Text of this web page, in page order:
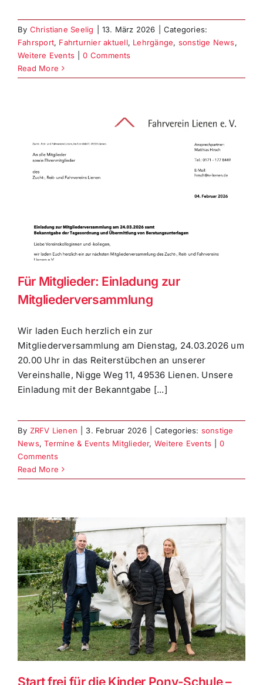
By Christiane Seelig 13. März 2026
Categories:
Fahrsport, Fahrturnier aktuell, Lehrgänge, sonstige News,
Weitere Events
0 Comments
Read More
Für Mitglieder: Einladung zur
Mitgliederversammlung
Wir laden Euch herzlich ein zur
Mitgliederversammlung am Dienstag, 24.03.2026 um
20.00 Uhr in das Reiterstübchen an unserer
Vereinshalle, Nigge Weg 11, 49536 Lienen. Unsere
Einladung mit der Bekanntgabe [...]
By ZRFV Lienen 3. Februar 2026 Categories: sonstige
News,Termine & Events Mitglieder, Weitere Events
0
Comments
Read More
Start frei für die Kinder Pony-Schule –